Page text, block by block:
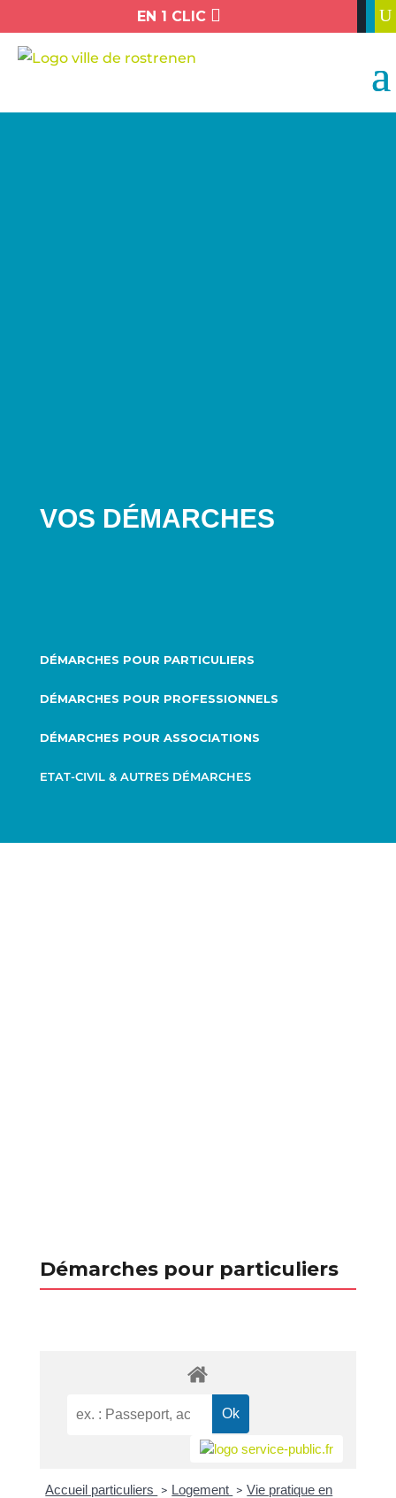
EN 1 CLIC  U
VOS DÉMARCHES
DÉMARCHES POUR PARTICULIERS
DÉMARCHES POUR PROFESSIONNELS
DÉMARCHES POUR ASSOCIATIONS
ETAT-CIVIL & AUTRES DÉMARCHES
Démarches pour particuliers
Accueil particuliers > Logement > Vie pratique en